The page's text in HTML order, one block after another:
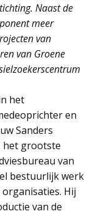
Naast de
meer
van
van Groene
het
en
Sanders
het grootste
van
bestuurlijk werk
organisaties. Hij
van de